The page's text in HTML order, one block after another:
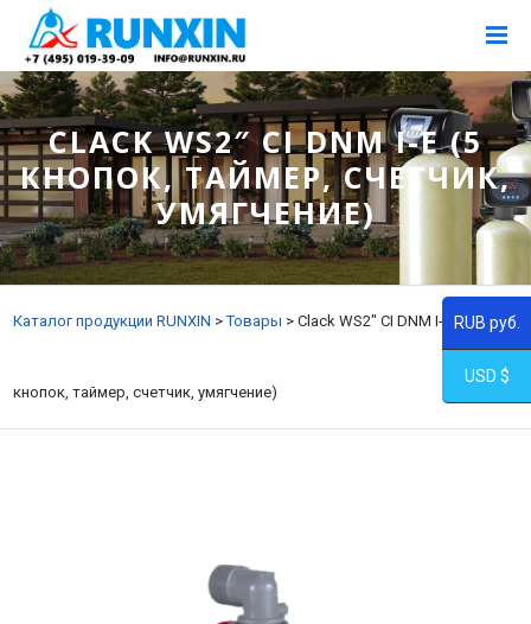
CLACK WS2″ CI DNM I-E (5
КНОПОК, ТАЙМЕР, СЧЕТЧИК,
УМЯГЧЕНИЕ)
Каталог продукции RUNXIN >Товары >Clack WS2″ CI DNM I-E (5
кнопок, таймер, счетчик, умягчение)
RUB руб.
USD $